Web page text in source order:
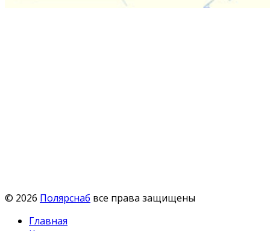
© 2026 Полярснаб все права защищены
Главная